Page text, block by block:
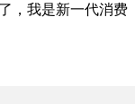
，我是新一代消费